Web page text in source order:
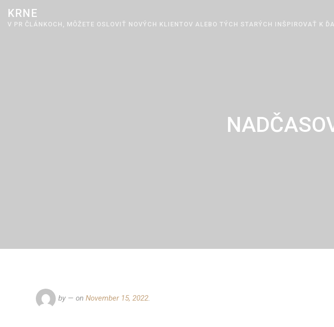
Skip
KRNE
V PR ČLÁNKOCH, MÔŽETE OSLOVIŤ NOVÝCH KLIENTOV ALEBO TÝCH STARÝCH INŠPIROVAŤ K
by — on November 15, 2022.